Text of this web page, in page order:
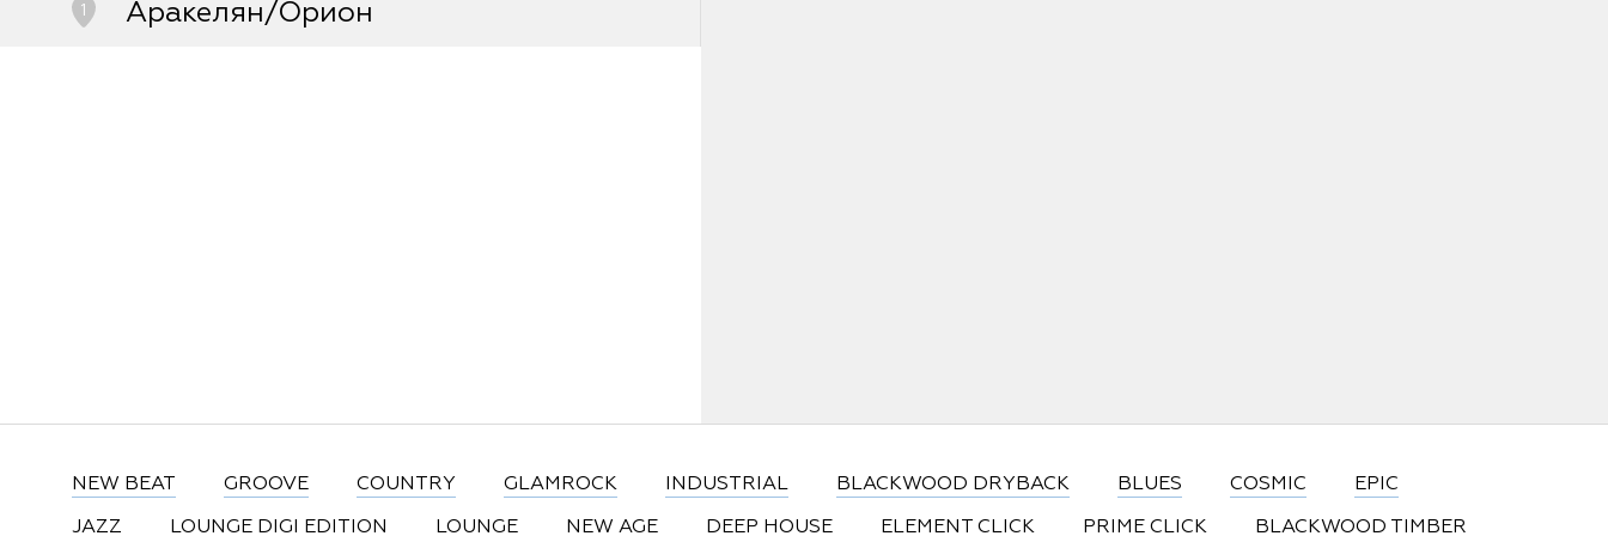
1 Аракелян/Орион
NEW BEAT GROOVE COUNTRY GLAMROCK INDUSTRIAL BLACKWOOD DRYBACK BLUES COSMIC EPIC
JAZZ LOUNGE DIGI EDITION LOUNGE NEW AGE DEEP HOUSE ELEMENT CLICK PRIME CLICK BLACKWOOD TIMBER